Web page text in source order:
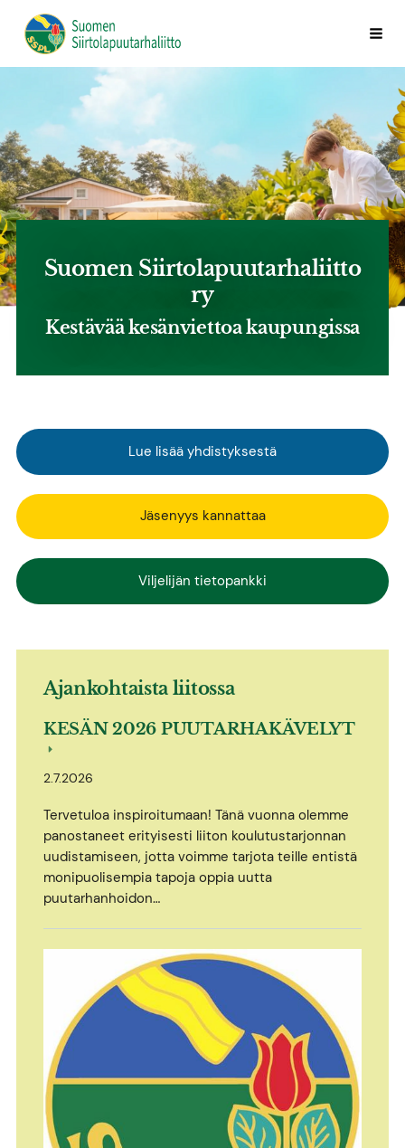
Siirry
sivun
Suomen Siirtolapuutarhaliitto ry
Suomen Siirtolapuutarhaliitto
ry
Kestävää kesänviettoa kaupungissa
Lue lisää yhdistyksestä
Jäsenyys kannattaa
Viljelijän tietopankki
Ajankohtaista liitossa
KESÄN 2026 PUUTARHAKÄVELYT
2.7.2026
Tervetuloa inspiroitumaan! Tänä vuonna olemme
panostaneet erityisesti liiton koulutustarjonnan
uudistamiseen, jotta voimme tarjota teille entistä
monipuolisempia tapoja oppia uutta
puutarhanhoidon…